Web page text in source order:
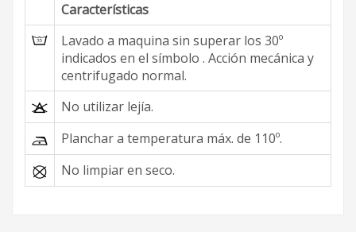
Características
Lavado a maquina sin superar los 30º
indicados en el símbolo . Acción mecánica y
centrifugado normal.
No utilizar lejía.
Planchar a temperatura máx. de 110º.
No limpiar en seco.